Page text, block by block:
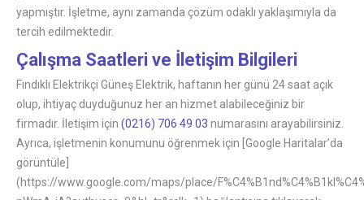
yapmıştır. İşletme, aynı zamanda çözüm odaklı yaklaşımıyla da
tercih edilmektedir.
Çalışma Saatleri ve İletişim Bilgileri
Fındıklı Elektrikçi Güneş Elektrik, haftanın her günü 24 saat açık
olup, ihtiyaç duyduğunuz her an hizmet alabileceğiniz bir
firmadır. İletişim için (0216) 706 49 03 numarasını arayabilirsiniz.
Ayrıca, işletmenin konumunu öğrenmek için [Google Haritalar’da
görüntüle]
(https://www.google.com/maps/place/